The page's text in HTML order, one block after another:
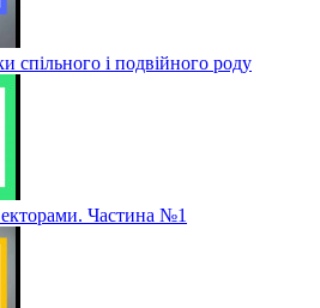
спільного і подвійного роду
Частина №1